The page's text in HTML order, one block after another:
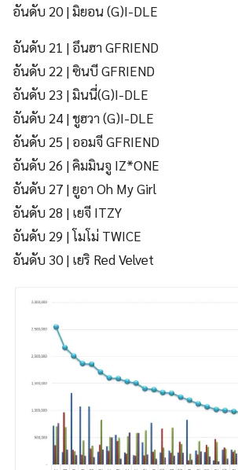
อันดับ 20 | มิยอน (G)I-DLE
อันดับ 21 | อึนฮา GFRIEND
อันดับ 22 | ซินบี GFRIEND
อันดับ 23 | มินนี่(G)I-DLE
อันดับ 24 | ชูฮวา (G)I-DLE
อันดับ 25 | ออมจี GFRIEND
อันดับ 26 | คิมมินจู IZ*ONE
อันดับ 27 | ยูอา Oh My Girl
อันดับ 28 | เยจี ITZY
อันดับ 29 | โมโม่ TWICE
อันดับ 30 | เยริ Red Velvet